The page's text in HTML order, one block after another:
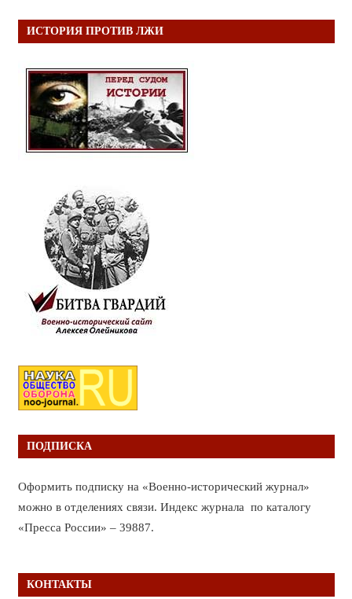
ИСТОРИЯ ПРОТИВ ЛЖИ
ПОДПИСКА
Оформить подписку на «Военно-исторический журнал»
можно в отделениях связи. Индекс журнала по каталогу
«Пресса России» – 39887.
КОНТАКТЫ